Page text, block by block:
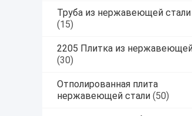
Труба из нержавеющей
(15)
2205 Плитка из
(30)
Отполированная плита
нержавеющей стали (50)